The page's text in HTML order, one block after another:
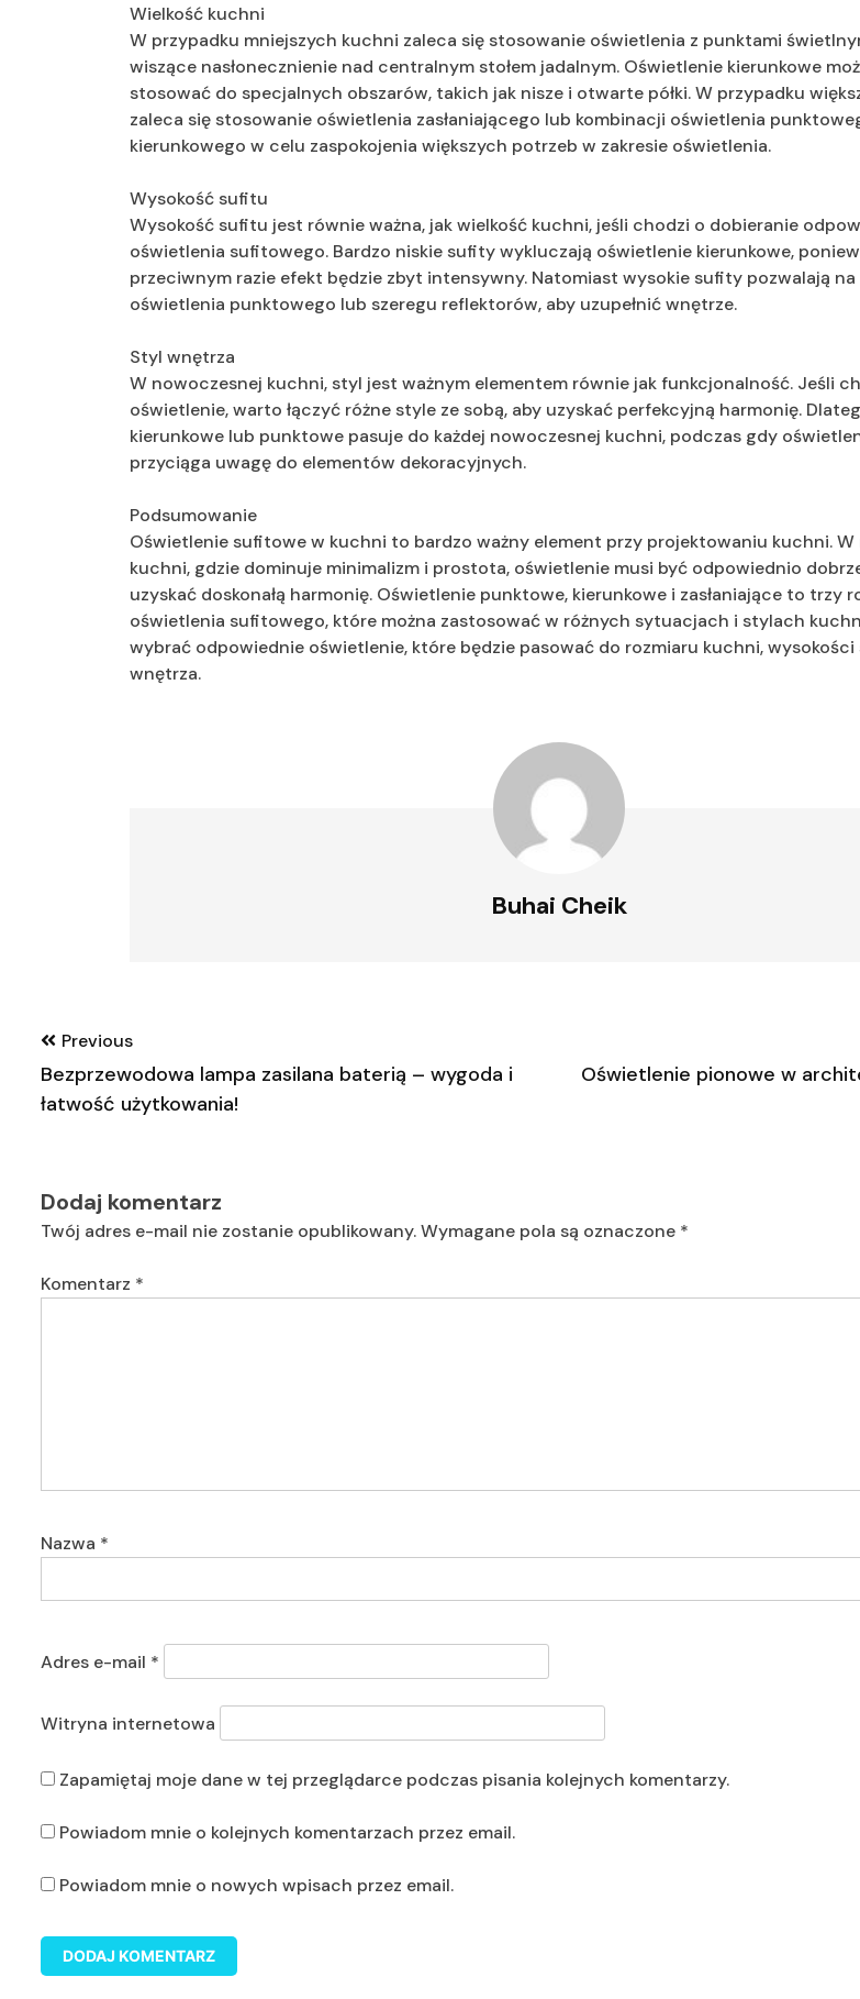
Wielkość kuchni
W przypadku mniejszych kuchni zaleca się stosowanie oświetlenia z punktami
wiszące nasłonecznienie nad centralnym stołem jadalnym. Oświetlenie kierunkowe
stosować do specjalnych obszarów, takich jak nisze i otwarte półki. W przypadku
zaleca się stosowanie oświetlenia zasłaniającego lub kombinacji oświetlenia
kierunkowego w celu zaspokojenia większych potrzeb w zakresie oświetlenia.
Wysokość sufitu
Wysokość sufitu jest równie ważna, jak wielkość kuchni, jeśli chodzi o dobieranie
oświetlenia sufitowego. Bardzo niskie sufity wykluczają oświetlenie kierunkowe,
przeciwnym razie efekt będzie zbyt intensywny. Natomiast wysokie sufity pozwalają
oświetlenia punktowego lub szeregu reflektorów, aby uzupełnić wnętrze.
Styl wnętrza
W nowoczesnej kuchni, styl jest ważnym elementem równie jak funkcjonalność. Jeśli
oświetlenie, warto łączyć różne style ze sobą, aby uzyskać perfekcyjną harmonię.
kierunkowe lub punktowe pasuje do każdej nowoczesnej kuchni, podczas gdy
przyciąga uwagę do elementów dekoracyjnych.
Podsumowanie
Oświetlenie sufitowe w kuchni to bardzo ważny element przy projektowaniu kuchni. W
kuchni, gdzie dominuje minimalizm i prostota, oświetlenie musi być odpowiednio
uzyskać doskonałą harmonię. Oświetlenie punktowe, kierunkowe i zasłaniające to trzy
oświetlenia sufitowego, które można zastosować w różnych sytuacjach i stylach
wybrać odpowiednie oświetlenie, które będzie pasować do rozmiaru kuchni,
wnętrza.
Buhai Cheik
Nawigacja
wpisu
Previous
Bezprzewodowa lampa zasilana baterią – wygoda i
łatwość użytkowania!
Oświetlenie pionowe w
Dodaj komentarz
Twój adres e-mail nie zostanie opublikowany.Wymagane pola są oznaczone *
Komentarz *
Nazwa *
Adres e-mail *
Witryna internetowa
Zapamiętaj moje dane w tej przeglądarce podczas pisania kolejnych komentarzy.
Powiadom mnie o kolejnych komentarzach przez email.
Powiadom mnie o nowych wpisach przez email.